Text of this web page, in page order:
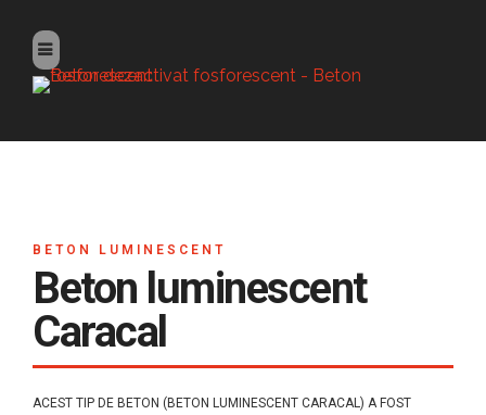
BETON LUMINESCENT
Beton luminescent
Caracal
ACEST TIP DE BETON (BETON LUMINESCENT CARACAL) A FOST